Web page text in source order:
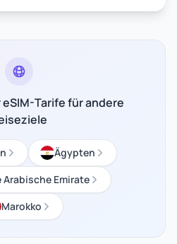
eSIM-Tarife für andere
Ägypten
Arabische Emirate
Marokko